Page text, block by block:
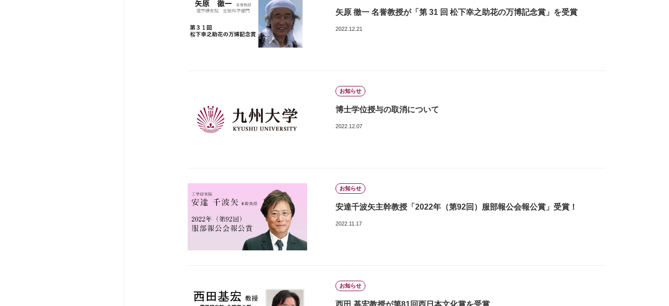
矢原 徹一 名誉教授が「第 31 回 松下幸之助花の万博記念賞」を受賞
2022.12.21
お知らせ
博士学位授与の取消について
2022.12.07
お知らせ
安達千波矢主幹教授「2022年（第92回）服部報公会報公賞」受賞！
2022.11.17
お知らせ
西田 基宏教授が第81回西日本文化賞を受賞